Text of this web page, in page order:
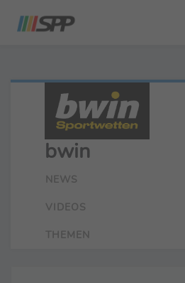
bwin
NEWS
VIDEOS
THEMEN